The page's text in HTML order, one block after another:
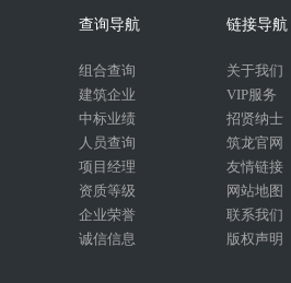
查询导航
组合查询
建筑企业
中标业绩
人员查询
项目经理
资质等级
企业荣誉
诚信信息
链接导航
关于我们
VIP服务
招贤纳士
筑龙官网
友情链接
网站地图
联系我们
版权声明